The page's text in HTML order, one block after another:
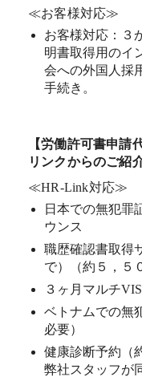
≪お客様対応≫
お客様対応：３
明書取得用のイ
会への外国人採
手続き。
【労働許可書申
リンクからのご紹
≪HR-Link対応≫
日本での無犯罪
ウンス
職歴確認書取得
で）（約５，５
３ヶ月マルチ
ベトナムでの無
必要）
健康診断予約（
弊社スタッフが